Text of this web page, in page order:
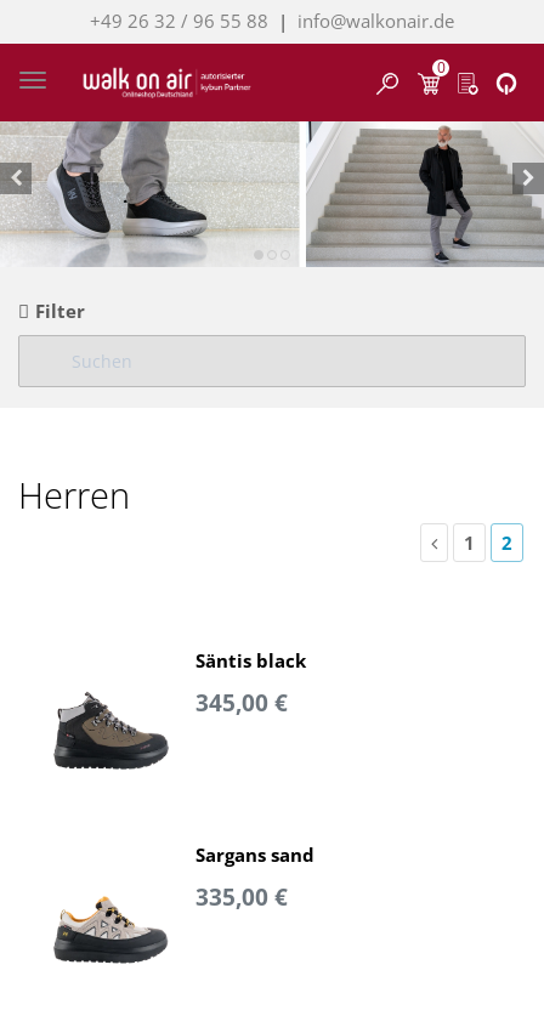
+49 26 32 / 96 55 88 | info@walkonair.de
Toggle navigation Finden
0
Filter
Herren
1 2
Säntis black
345,00 €
Sargans sand
335,00 €